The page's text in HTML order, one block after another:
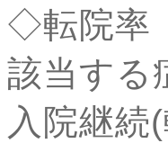
◇転院率
該当する
入院継